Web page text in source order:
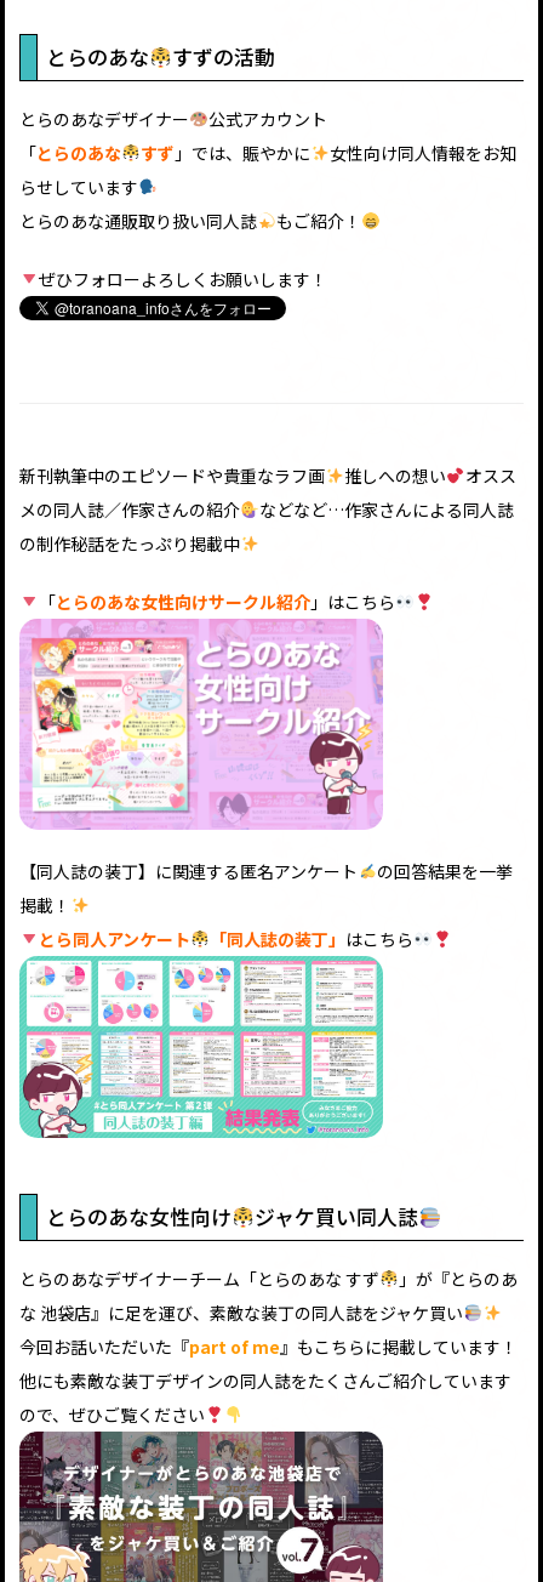
とらのあな すずの活動
とらのあなデザイナー
公式アカウント
「とらのあな すず 」では、賑やかに
女性向け同人情報をお知
らせしています
とらのあな通販取り扱い同人誌
もご紹介！
ぜひフォローよろしくお願いします！
新刊執筆中のエピソードや貴重なラフ画 推しへの想い
オスス
メの同人誌／作家さんの紹介
などなど…作家さんによる同人誌
の制作秘話をたっぷり掲載中
「とらのあな女性向けサークル紹介」はこちら
【同人誌の装丁】に関連する匿名アンケート
の回答結果を一挙
掲載！
とら同人アンケート
「同人誌の装丁」 はこちら
とらのあな女性向け ジャケ買い同人誌
とらのあなデザイナーチーム「とらのあな すず
」が『とらのあ
な 池袋店』に足を運び、素敵な装丁の同人誌をジャケ買い
今回お話いただいた『part of me 』もこちらに掲載しています！
他にも素敵な装丁デザインの同人誌をたくさんご紹介しています
ので、ぜひご覧ください